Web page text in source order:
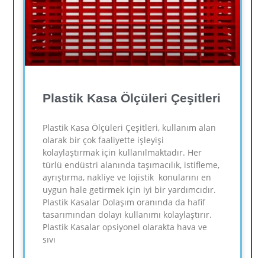
Plastik Kasa Ölçüleri Çeşitleri
Plastik Kasa Ölçüleri Çeşitleri, kullanım alan
olarak bir çok faaliyette işleyişi
kolaylaştırmak için kullanılmaktadır. Her
türlü endüstri alanında taşımacılık, istifleme,
ayrıştırma, nakliye ve lojistik konularını en
uygun hale getirmek için iyi bir yardımcıdır.
Plastik Kasalar Dolaşım oranında da hafif
tasarımından dolayı kullanımı kolaylaştırır.
Plastik Kasalar opsiyonel olarakta hava ve
sıvı